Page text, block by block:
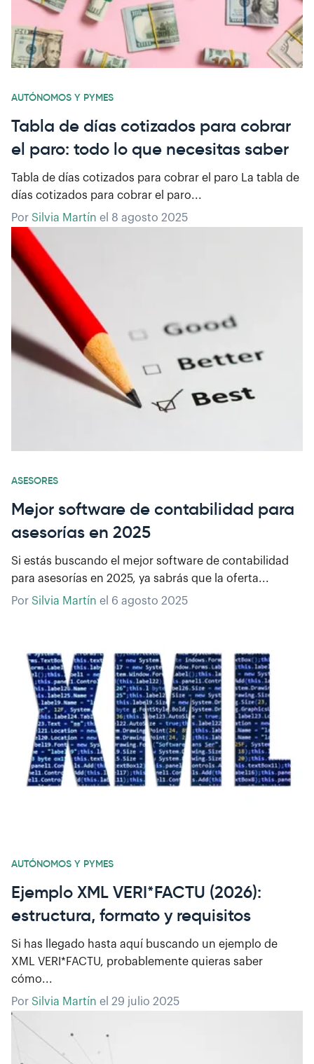
AUTÓNOMOS Y PYMES
Tabla de días cotizados para cobrar
el paro: todo lo que necesitas saber
Tabla de días cotizados para cobrar el paro La tabla de
días cotizados para cobrar el paro...
Por Silvia Martín el 8 agosto 2025
ASESORES
Mejor software de contabilidad para
asesorías en 2025
Si estás buscando el mejor software de contabilidad
para asesorías en 2025, ya sabrás que la oferta...
Por Silvia Martín el 6 agosto 2025
AUTÓNOMOS Y PYMES
Ejemplo XML VERI*FACTU (2026):
estructura, formato y requisitos
Si has llegado hasta aquí buscando un ejemplo de
XML VERI*FACTU, probablemente quieras saber
cómo...
Por Silvia Martín el 29 julio 2025